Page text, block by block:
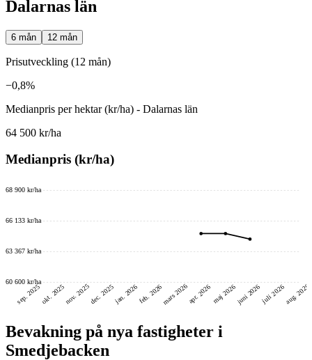
Dalarnas län
6 mån 12 mån
Prisutveckling (12 mån)
−0,8%
Medianpris per hektar (kr/ha) - Dalarnas län
64 500 kr/ha
Medianpris (kr/ha)
60 600 kr/ha
63 367 kr/ha
66 133 kr/ha
68 900 kr/ha
sep. 2025okt. 2025nov. 2025dec. 2025jan. 2026feb. 2026mars 2026apr. 2026maj 2026juni 2026juli 2026aug. 2026
Bevakning på nya fastigheter i
Smedjebacken